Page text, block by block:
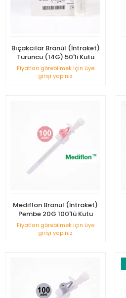
Bıçakcılar Branül (İntraket)
Turuncu (14G) 50'li Kutu
Fiyatları görebilmek için üye
girişi yapınız
Mediflon Branül (İntraket)
Pembe 20G 100'lü Kutu
Fiyatları görebilmek için üye
girişi yapınız